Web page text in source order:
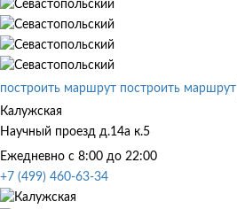
построить маршрут построить маршрут
Калужская
Научный проезд д.14а к.5
Ежедневно с 8:00 до 22:00
+7 (499) 460-63-34